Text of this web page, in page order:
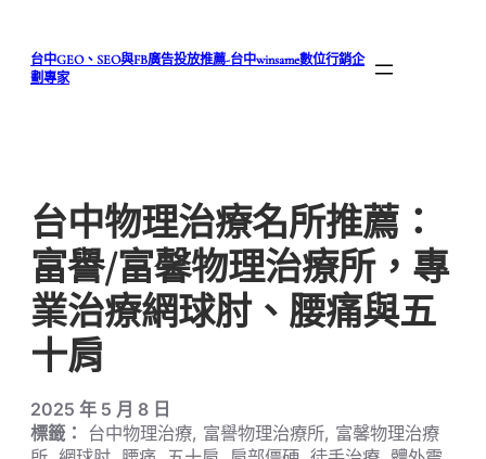
台中GEO、SEO與FB廣告投放推薦-台中winsame數位行銷企
劃專家
台中物理治療名所推薦：
富譽/富馨物理治療所，專
業治療網球肘、腰痛與五
十肩
2025 年 5 月 8 日
標籤： 台中物理治療, 富譽物理治療所, 富馨物理治療